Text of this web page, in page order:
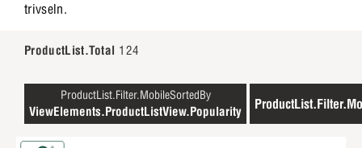
trivseln.
ProductList.Total 124
ProductList.Filter.MobileSortedBy
ViewElements.ProductListView.Popularity